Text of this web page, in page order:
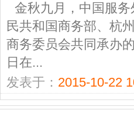
金秋九月，中国服
民共和国商务部、杭
商务委员会共同承办
日在...
发表于： 2015-10-22